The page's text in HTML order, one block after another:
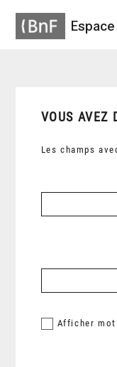
VOUS AVEZ
Les champs
Afficher mot